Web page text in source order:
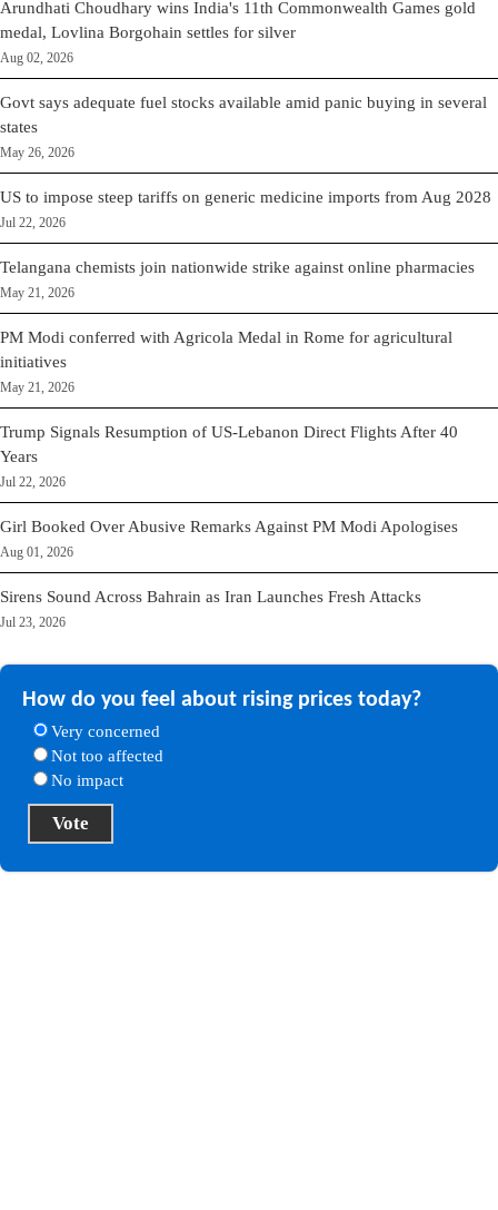
Arundhati Choudhary wins India's 11th Commonwealth Games gold
medal, Lovlina Borgohain settles for silver
Aug 02, 2026
Govt says adequate fuel stocks available amid panic buying in several
states
May 26, 2026
US to impose steep tariffs on generic medicine imports from Aug 2028
Jul 22, 2026
Telangana chemists join nationwide strike against online pharmacies
May 21, 2026
PM Modi conferred with Agricola Medal in Rome for agricultural
initiatives
May 21, 2026
Trump Signals Resumption of US-Lebanon Direct Flights After 40
Years
Jul 22, 2026
Girl Booked Over Abusive Remarks Against PM Modi Apologises
Aug 01, 2026
Sirens Sound Across Bahrain as Iran Launches Fresh Attacks
Jul 23, 2026
How do you feel about rising prices today?
Very concerned
Not too affected
No impact